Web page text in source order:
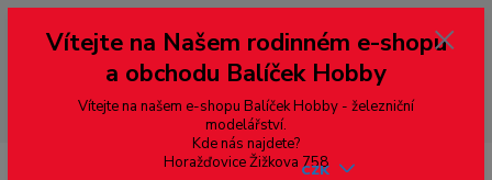
--- pro zákazníky ze Slovenska a jiných zemí, pokud chcete platit v eurech
přepněte si e-shop na euro 💶 pro přepočet měny - pravý horní roh ---
dobírky – pokud si z nějakého důvodu zásilku nevyzvednete, bude po
domluvě zaslána znovu s opětovnou platbou za poštovné, v opačném
případě bude zrušena a účet přidán na blacklist a rušeny následující
objednávky.
CZK
Vítejte na Našem rodinném e-shopu
a obchodu Balíček Hobby
Vítejte na našem e-shopu Balíček Hobby - železniční
modelářství.
Kde nás najdete?
Horažďovice Žižkova 758